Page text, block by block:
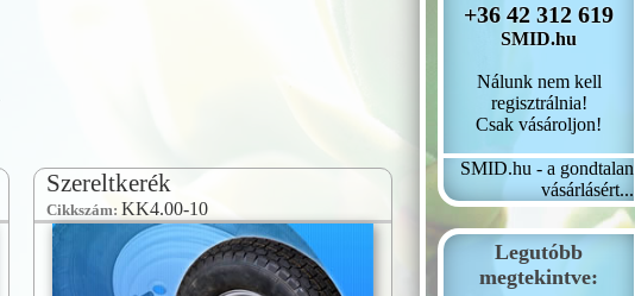
Szereltkerék
Cikkszám: KK4.00-10
+36 42 312 619
SMID.hu
Nálunk nem kell
regisztrálnia!
Csak vásároljon!
SMID.hu - a gondtalan
vásárlásért...
Legutóbb
megtekintve: